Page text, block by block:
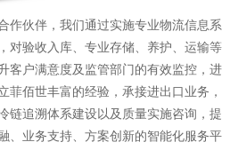
伙伴，我们通过实施专业物流信息系
对验收入库、专业存储、养护、运输等
客户满意度及监管部门的有效监控，进
菲佰世丰富的经验，承接进出口业务，
链追溯体系建设以及质量实施咨询，提
、业务支持、方案创新的智能化服务平